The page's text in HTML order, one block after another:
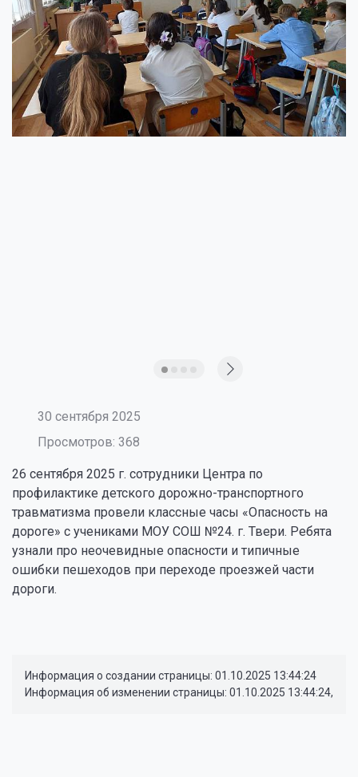
30 сентября 2025
Просмотров: 368
26 сентября 2025 г. сотрудники Центра по
профилактике детского дорожно-транспортного
травматизма провели классные часы «Опасность на
дороге» с учениками МОУ СОШ №24. г. Твери. Ребята
узнали про неочевидные опасности и типичные
ошибки пешеходов при переходе проезжей части
дороги.
Информация о создании страницы: 01.10.2025 13:44:24
Информация об изменении страницы: 01.10.2025 13:44:24,